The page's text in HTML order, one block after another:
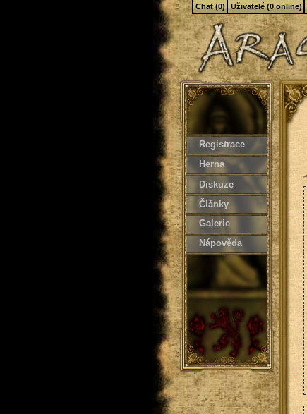
Registrace
Herna
Diskuze
Články
Galerie
Nápověda
Chat (0) Uživatelé (0 online)